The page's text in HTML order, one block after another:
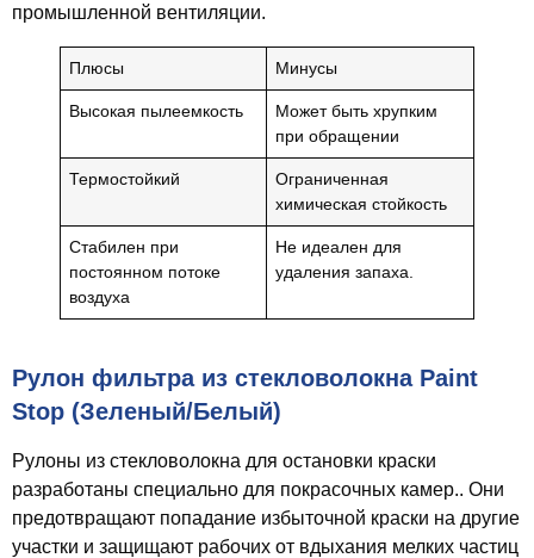
промышленной вентиляции.
Плюсы Минусы
Высокая пылеемкость
Может быть хрупким
при обращении
Термостойкий
Ограниченная
химическая стойкость
Стабилен при
постоянном потоке
воздуха
Не идеален для
удаления запаха.
Рулон фильтра из стекловолокна Paint
Stop (Зеленый/Белый)
Рулоны из стекловолокна для остановки краски
разработаны специально для покрасочных камер.. Они
предотвращают попадание избыточной краски на другие
участки и защищают рабочих от вдыхания мелких частиц